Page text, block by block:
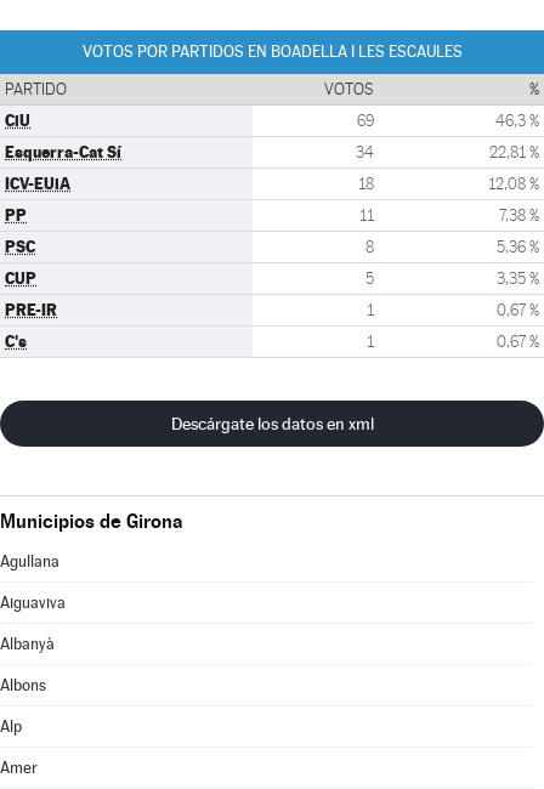
VOTOS POR PARTIDOS EN BOADELLA I LES ESCAULES
PARTIDO VOTOS %
CiU 69 46,3 %
Esquerra-Cat Sí 34 22,81 %
ICV-EUiA 18 12,08 %
PP 11 7,38 %
PSC 8 5,36 %
CUP 5 3,35 %
PRE-IR 1 0,67 %
C's 1 0,67 %
Descárgate los datos en xml
Municipios de Girona
Agullana
Aiguaviva
Albanyà
Albons
Alp
Amer